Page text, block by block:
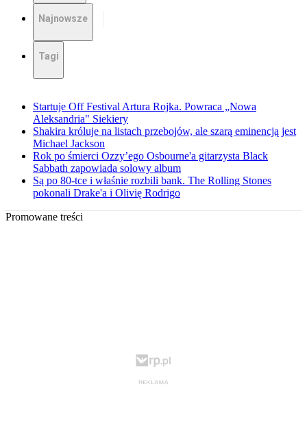
Najnowsze
Tagi
Startuje Off Festival Artura Rojka. Powraca „Nowa
Aleksandria" Siekiery
Shakira króluje na listach przebojów, ale szarą eminencją jest
Michael Jackson
Rok po śmierci Ozzy’ego Osbourne'a gitarzysta Black
Sabbath zapowiada solowy album
Są po 80-tce i właśnie rozbili bank. The Rolling Stones
pokonali Drake'a i Olivię Rodrigo
Promowane treści